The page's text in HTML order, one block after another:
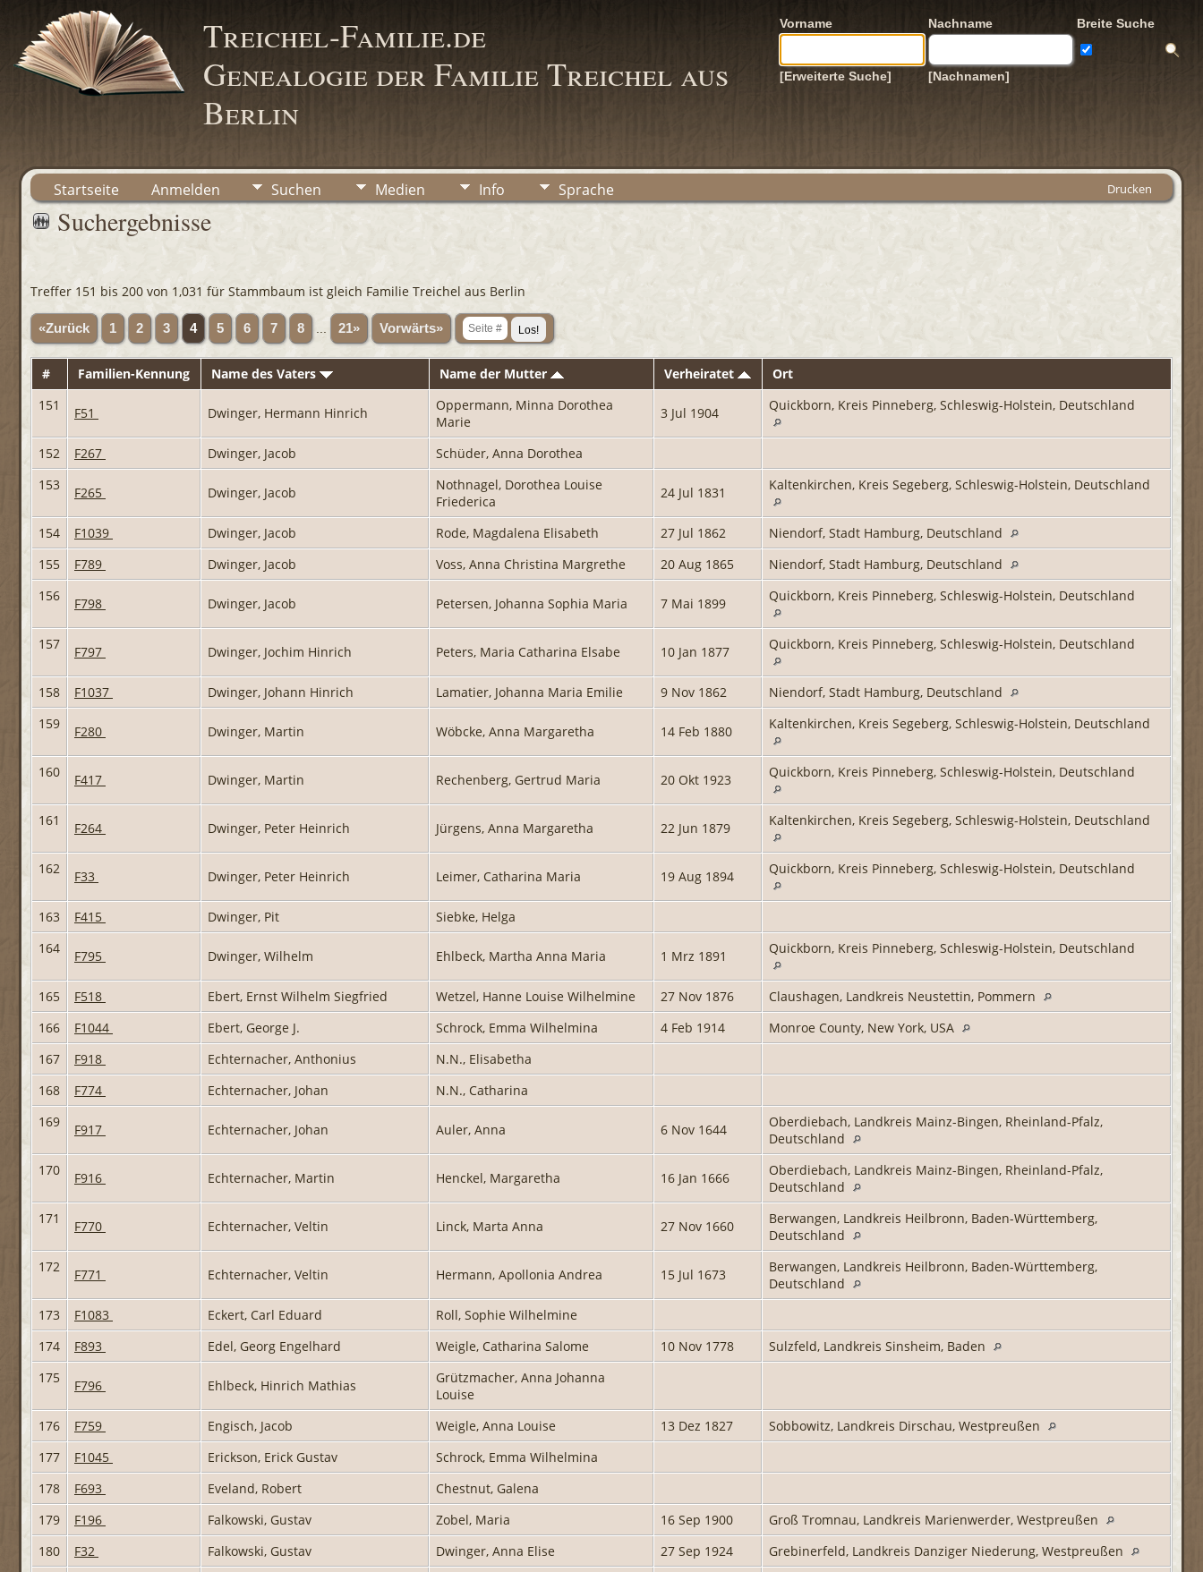
Treichel-Familie.de
Genealogie der Familie Treichel aus
Berlin
Vorname Nachname Breite Suche
[Erweiterte Suche] [Nachnamen]
Startseite Anmelden Suchen Medien Info Sprache Drucken
Suchergebnisse
Treffer 151 bis 200 von 1,031 für Stammbaum ist gleich Familie Treichel aus Berlin
«Zurück 1 2 3 4 5 6 7 8 21» Vorwärts»
# Familien-Kennung Name des Vaters Name der Mutter Verheiratet
Ort
151
F51 Dwinger, Hermann Hinrich
Oppermann, Minna Dorothea
Marie
3 Jul 1904 Quickborn, Kreis Pinneberg, Schleswig-Holstein, Deutschland
152 F267 Dwinger, Jacob
Schüder, Anna Dorothea
153
F265 Dwinger, Jacob
Nothnagel, Dorothea Louise
Friederica
24 Jul 1831 Kaltenkirchen, Kreis Segeberg, Schleswig-Holstein, Deutschland
154 F1039 Dwinger, Jacob Rode, Magdalena Elisabeth 27 Jul 1862
Niendorf, Stadt Hamburg, Deutschland
155
F789 Dwinger, Jacob Voss, Anna Christina Margrethe 20 Aug 1865
Niendorf, Stadt Hamburg, Deutschland
156
F798 Dwinger, Jacob Petersen, Johanna Sophia Maria 7 Mai 1899 Quickborn, Kreis Pinneberg, Schleswig-Holstein, Deutschland
157 F797 Dwinger, Jochim Hinrich Peters, Maria Catharina Elsabe 10 Jan 1877 Quickborn, Kreis Pinneberg, Schleswig-Holstein, Deutschland
158 F1037 Dwinger, Johann Hinrich Lamatier, Johanna Maria Emilie 9 Nov 1862
Niendorf, Stadt Hamburg, Deutschland
159
F280 Dwinger, Martin Wöbcke, Anna Margaretha 14 Feb 1880 Kaltenkirchen, Kreis Segeberg, Schleswig-Holstein, Deutschland
160 F417 Dwinger, Martin Rechenberg, Gertrud Maria 20 Okt 1923 Quickborn, Kreis Pinneberg, Schleswig-Holstein, Deutschland
161 F264 Dwinger, Peter Heinrich Jürgens, Anna Margaretha 22 Jun 1879 Kaltenkirchen, Kreis Segeberg, Schleswig-Holstein, Deutschland
162 F33 Dwinger, Peter Heinrich Leimer, Catharina Maria 19 Aug 1894 Quickborn, Kreis Pinneberg, Schleswig-Holstein, Deutschland
163 F415 Dwinger, Pit
Siebke, Helga
164
F795 Dwinger, Wilhelm Ehlbeck, Martha Anna Maria 1 Mrz 1891 Quickborn, Kreis Pinneberg, Schleswig-Holstein, Deutschland
165 F518 Ebert, Ernst Wilhelm Siegfried Wetzel, Hanne Louise Wilhelmine 27 Nov 1876
Claushagen, Landkreis Neustettin, Pommern
166
F1044 Ebert, George J. Schrock, Emma Wilhelmina 4 Feb 1914
Monroe County, New York, USA
167
F918 Echternacher, Anthonius
N.N., Elisabetha
168
F774 Echternacher, Johan
N.N., Catharina
169
F917 Echternacher, Johan Auler, Anna 6 Nov 1644
Oberdiebach, Landkreis Mainz-Bingen, Rheinland-Pfalz,
Deutschland
170
F916 Echternacher, Martin Henckel, Margaretha 16 Jan 1666
Oberdiebach, Landkreis Mainz-Bingen, Rheinland-Pfalz,
Deutschland
171
F770 Echternacher, Veltin Linck, Marta Anna 27 Nov 1660
Berwangen, Landkreis Heilbronn, Baden-Württemberg,
Deutschland
172
F771 Echternacher, Veltin Hermann, Apollonia Andrea 15 Jul 1673
Berwangen, Landkreis Heilbronn, Baden-Württemberg,
Deutschland
173
F1083 Eckert, Carl Eduard
Roll, Sophie Wilhelmine
174
F893 Edel, Georg Engelhard Weigle, Catharina Salome 10 Nov 1778
Sulzfeld, Landkreis Sinsheim, Baden
175
F796 Ehlbeck, Hinrich Mathias
Grützmacher, Anna Johanna
Louise
176
F759 Engisch, Jacob Weigle, Anna Louise 13 Dez 1827
Sobbowitz, Landkreis Dirschau, Westpreußen
177
F1045 Erickson, Erick Gustav
Schrock, Emma Wilhelmina
178
F693 Eveland, Robert
Chestnut, Galena
179
F196 Falkowski, Gustav Zobel, Maria 16 Sep 1900
Groß Tromnau, Landkreis Marienwerder, Westpreußen
180
F32 Falkowski, Gustav Dwinger, Anna Elise 27 Sep 1924
Grebinerfeld, Landkreis Danziger Niederung, Westpreußen